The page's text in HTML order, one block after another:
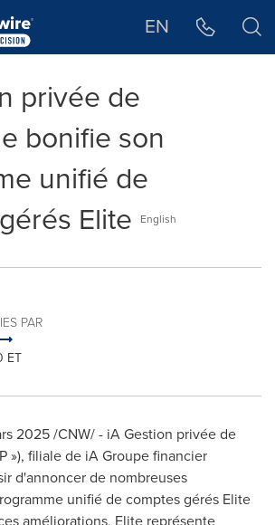
EN
privée de
bonifie son
unifié de
Elite
English
PAR
ET
2025/CNW/ - iA Gestion privée de
»), filiale de iA Groupe financier
d'annoncer de nombreuses
unifié de comptes gérés Elite